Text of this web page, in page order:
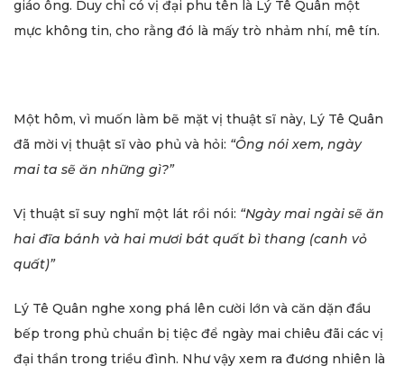
giáo ông. Duy chỉ có vị đại phu tên là Lý Tê Quân một
mực không tin, cho rằng đó là mấy trò nhảm nhí, mê tín.
Một hôm, vì muốn làm bẽ mặt vị thuật sĩ này, Lý Tê Quân
đã mời vị thuật sĩ vào phủ và hỏi: “Ông nói xem, ngày
mai ta sẽ ăn những gì?”
Vị thuật sĩ suy nghĩ một lát rồi nói: “Ngày mai ngài sẽ ăn
hai đĩa bánh và hai mươi bát quất bì thang (canh vỏ
quất)”
Lý Tê Quân nghe xong phá lên cười lớn và căn dặn đầu
bếp trong phủ chuẩn bị tiệc để ngày mai chiêu đãi các vị
đại thần trong triều đình. Như vậy xem ra đương nhiên là